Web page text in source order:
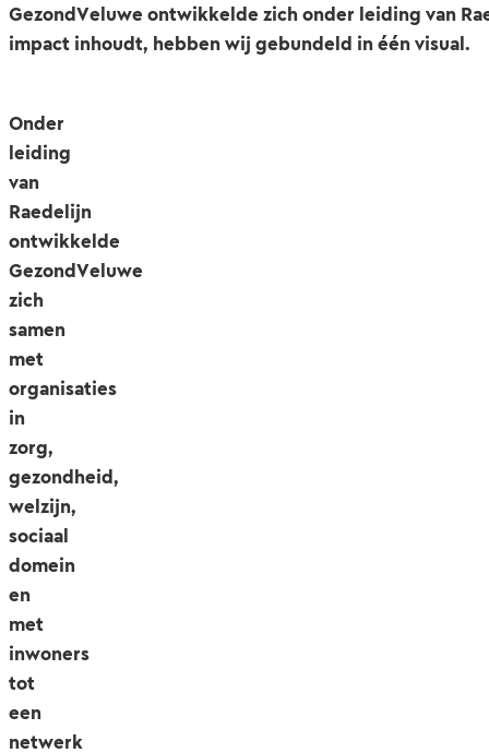
GezondVeluwe ontwikkelde zich onder leiding van
impact inhoudt, hebben wij gebundeld in één visual.
Onder
leiding
van
Raedelijn
ontwikkelde
GezondVeluwe
zich
samen
met
organisaties
in
zorg,
gezondheid,
welzijn,
sociaal
domein
en
met
inwoners
tot
een
netwerk